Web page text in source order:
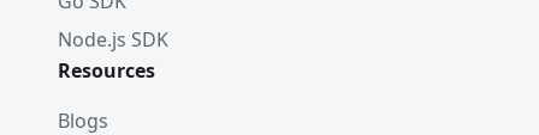
Node.js SDK
Resources
Blogs